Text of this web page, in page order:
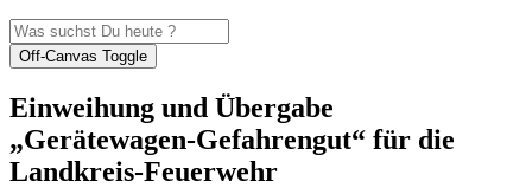
Off-Canvas Toggle
Einweihung und Übergabe
„Gerätewagen-Gefahrengut“ für die
Landkreis-Feuerwehr